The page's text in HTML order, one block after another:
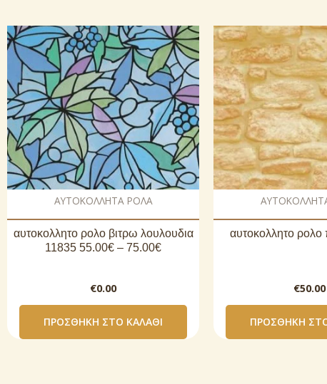
AΥΤΟΚΟΛΛΗΤΑ ΡΟΛΑ
αυτοκoλλητο ρολo βιτρω λουλουδια
11835 55.00€ – 75.00€
€0.00
ΠΡΟΣΘΉΚΗ ΣΤΟ ΚΑΛΆΘΙ
αυτοκoλλητο ρολo
€50.00
ΠΡΟΣΘΉΚΗ